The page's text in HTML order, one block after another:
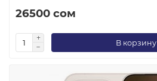
26500 сом
В корзину